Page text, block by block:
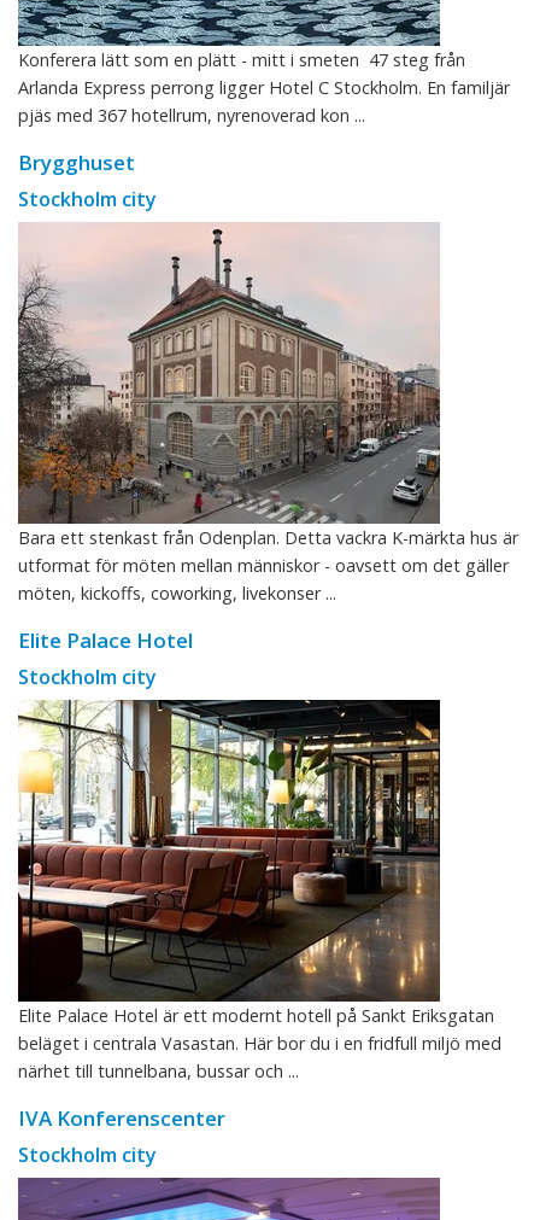
Konferera lätt som en plätt - mitt i smeten 47 steg från
Arlanda Express perrong ligger Hotel C Stockholm. En familjär
pjäs med 367 hotellrum, nyrenoverad kon ...
Brygghuset
Stockholm city
Bara ett stenkast från Odenplan. Detta vackra K-märkta hus är
utformat för möten mellan människor - oavsett om det gäller
möten, kickoffs, coworking, livekonser ...
Elite Palace Hotel
Stockholm city
Elite Palace Hotel är ett modernt hotell på Sankt Eriksgatan
beläget i centrala Vasastan. Här bor du i en fridfull miljö med
närhet till tunnelbana, bussar och ...
IVA Konferenscenter
Stockholm city